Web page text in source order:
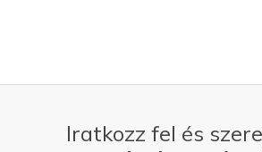
Iratkozz fel és